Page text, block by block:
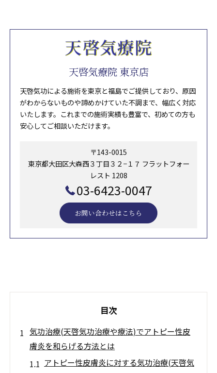
天啓気療院 東京店
天啓気功による施術を東京と福島でご提供しており、原因
がわからないものや諦めかけていた不調まで、幅広く対応
いたします。これまでの施術実績も豊富で、初めての方も
安心してご相談いただけます。
〒143-0015
東京都大田区大森西３丁目３２−１７ フラットフォー
レスト 1208
03-6423-0047
お問い合わせはこちら
目次
気功治療(天啓気功治療や療法)でアトピー性皮
膚炎を和らげる方法とは
アトピー性皮膚炎に対する気功治療(天啓気